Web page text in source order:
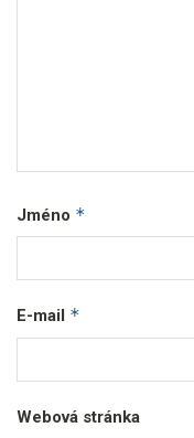
Jméno *
E-mail *
Webová stránka